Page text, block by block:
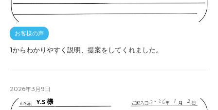
お客様の声
1からわかりやすく説明、提案をしてくれました。
2026年3月9日